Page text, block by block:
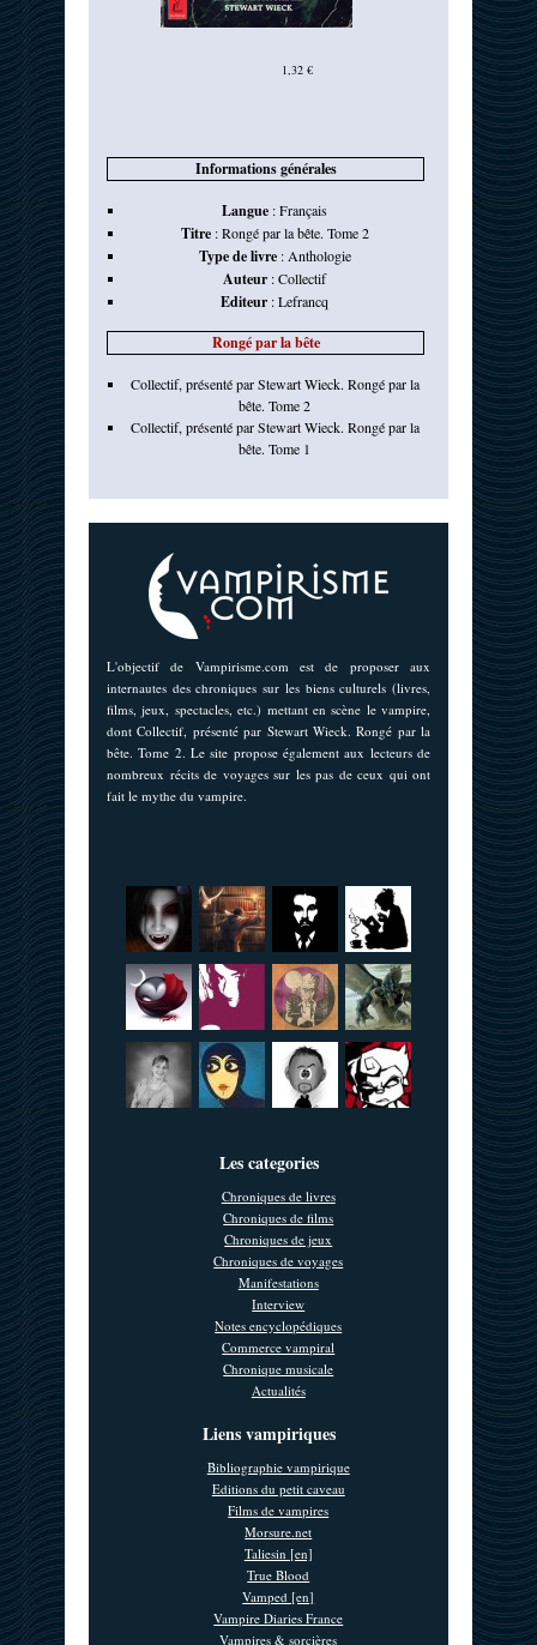
1,32 €
Informations générales
Langue :Français
Titre:Rongé par la bête. Tome 2
Type de livre: Anthologie
Auteur :Collectif
Editeur :Lefrancq
Rongé par la bête
Collectif, présenté par Stewart Wieck. Rongé par la
bête. Tome 2
Collectif, présenté par Stewart Wieck. Rongé par la
bête. Tome 1
L'objectif de Vampirisme.com est de proposer aux
internautes des chroniques sur les biens culturels (livres,
films, jeux, spectacles, etc.) mettant en scène le vampire,
dont Collectif, présenté par Stewart Wieck. Rongé par la
bête. Tome 2. Le site propose également aux lecteurs de
nombreux récits de voyages sur les pas de ceux qui ont
fait le mythe du vampire.
Les categories
Chroniques de livres
Chroniques de films
Chroniques de jeux
Chroniques de voyages
Manifestations
Interview
Notes encyclopédiques
Commerce vampiral
Chronique musicale
Actualités
Liens vampiriques
Bibliographie vampirique
Editions du petit caveau
Films de vampires
Morsure.net
Taliesin [en]
True Blood
Vamped [en]
Vampire Diaries France
Vampires & sorcières